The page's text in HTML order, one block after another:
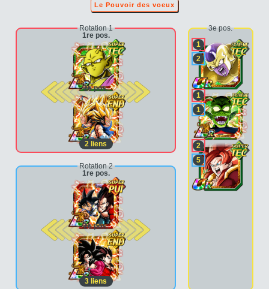
Le Pouvoir des voeux
Rotation 1
1re pos.
2e pos.
2 liens
Rotation 2
1re pos.
2e pos.
3 liens
3e pos.
1
2
1
1
2
5